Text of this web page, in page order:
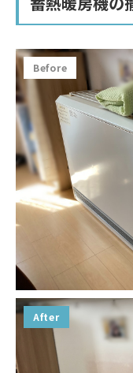
Before
After